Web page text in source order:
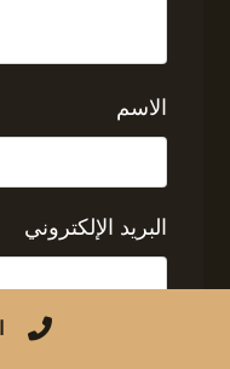
الاسم
البريد الإلكتروني
الموقع الإلكتروني